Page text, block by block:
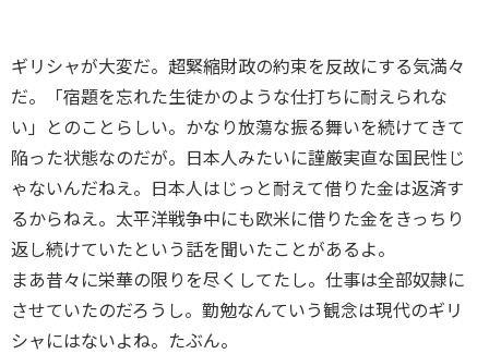
ギリシャが大変だ。超緊縮財政の約束を反故にする気満々
だ。「宿題を忘れた生徒かのような仕打ちに耐えられな
い」とのことらしい。かなり放蕩な振る舞いを続けてきて
陥った状態なのだが。日本人みたいに謹厳実直な国民性じ
ゃないんだねえ。日本人はじっと耐えて借りた金は返済す
るからねえ。太平洋戦争中にも欧米に借りた金をきっちり
返し続けていたという話を聞いたことがあるよ。
まあ昔々に栄華の限りを尽くしてたし。仕事は全部奴隷に
させていたのだろうし。勤勉なんていう観念は現代のギリ
シャにはないよね。たぶん。